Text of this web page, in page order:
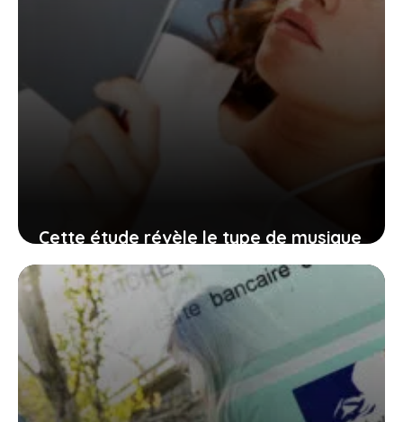
Cette étude révèle le type de musique
qu’écoutent les personnes les moins
intelligentes
14 juin 2026